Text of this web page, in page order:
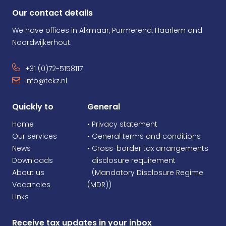
Our contact details
We have offices in Alkmaar, Purmerend, Haarlem and
Noordwijkerhout.
+31 (0)72-5158117
info@tekz.nl
Quickly to
Home
Our services
News
Downloads
About us
Vacancies
Links
General
• Privacy statement
• General terms and conditions
• Cross-border tax arrangements
disclosure requirement
(Mandatory Disclosure Regime
(MDR))
Receive tax updates in your inbox